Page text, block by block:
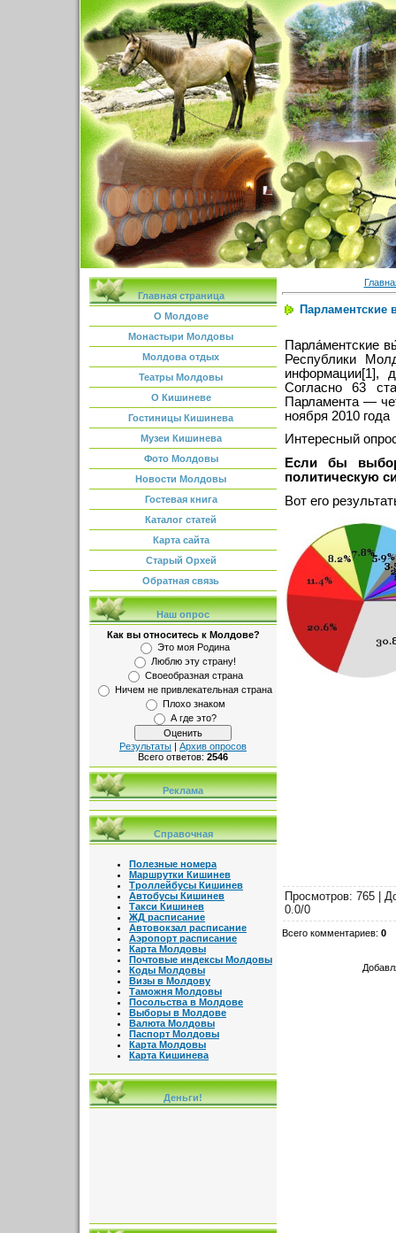
Главная страница
О Молдове
Монастыри Молдовы
Молдова отдых
Театры Молдовы
О Кишиневе
Гостиницы Кишинева
Музеи Кишинева
Фото Молдовы
Новости Молдовы
Гостевая книга
Каталог статей
Карта сайта
Старый Орхей
Обратная связь
Наш опрос
Как вы относитесь к Молдове?
Это моя Родина
Люблю эту страну!
Своеобразная страна
Ничем не привлекательная страна
Плохо знаком
А где это?
Результаты | Архив опросов
Всего ответов: 2546
Реклама
Справочная
Полезные номера
Маршрутки Кишинев
Троллейбусы Кишинев
Автобусы Кишинев
Такси Кишинев
ЖД расписание
Автовокзал расписание
Аэропорт расписание
Карта Молдовы
Почтовые индексы Молдовы
Коды Молдовы
Визы в Молдову
Таможня Молдовы
Посольства в Молдове
Выборы в Молдове
Валюта Молдовы
Паспорт Молдовы
Карта Молдовы
Карта Кишинева
Деньги!
Парламентские
Парла́ментские
Республики
информации[1],
Согласно 63
Парламента —
ноября 2010 года
Интересный
Если бы
политическую
Вот его
Просмотров: 765 |
0.0/0
Всего комментариев: 0